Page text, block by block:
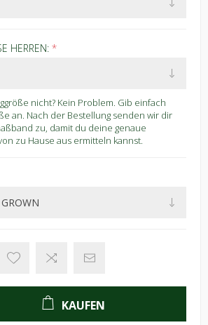
HERREN: *
nicht? Kein Problem. Gib einfach
an. Nach der Bestellung senden wir dir
zu, damit du deine genaue
zu Hause aus ermitteln kannst.
KAUFEN